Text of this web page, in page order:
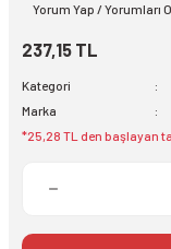
Yorum Yap / Yorumları
237,15 TL
Kategori
Marka
*25,28 TL den başlayan